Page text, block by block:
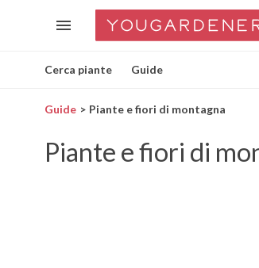
Cerca piante Guide
Guide Piante e fiori di montagna
Piante e fiori di